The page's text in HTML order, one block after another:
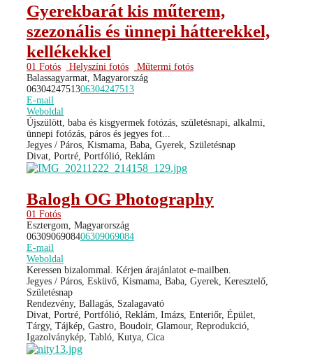
Gyerekbarát kis műterem,
szezonális és ünnepi hátterekkel,
kellékekkel
01 Fotós Helyszíni fotós
Műtermi fotós
Balassagyarmat, Magyarország
0630424751306304247513
E-mail
Weboldal
Újszülött, baba és kisgyermek fotózás, születésnapi, alkalmi,
ünnepi fotózás, páros és jegyes fot...
Jegyes / Páros, Kismama, Baba, Gyerek, Születésnap
Divat, Portré, Portfólió, Reklám
Balogh OG Photography
01 Fotós
Esztergom, Magyarország
0630906908406309069084
E-mail
Weboldal
Keressen bizalommal. Kérjen árajánlatot e-mailben.
Jegyes / Páros, Esküvő, Kismama, Baba, Gyerek, Keresztelő,
Születésnap
Rendezvény, Ballagás, Szalagavató
Divat, Portré, Portfólió, Reklám, Imázs, Enteriőr, Épület,
Tárgy, Tájkép, Gastro, Boudoir, Glamour, Reprodukció,
Igazolványkép, Tabló, Kutya, Cica